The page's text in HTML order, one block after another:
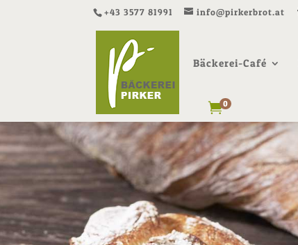
+43 3577 81991 info@pirkerbrot.at
Bäckerei-Café
0